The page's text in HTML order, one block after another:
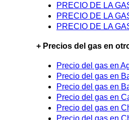
PRECIO DE LA
PRECIO DE LA
PRECIO DE LA
+ Precios del gas en
Precio del gas en
Precio del gas en
Precio del gas en
Precio del gas en
Precio del gas en
Precio del gas en